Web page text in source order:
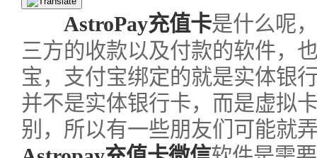
AstroPay充值卡是什么呢
三方的收款以及付款的软件，
宝，支付宝绑定的就是实体银
并不是实体银行卡，而是虚拟
别，所以有一些朋友们可能就